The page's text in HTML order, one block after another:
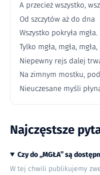
A przecież wszystko,
Od szczytów aż do dna
Wszystko pokryła mgła.
Tylko mgła, mgła, mgła,
Niepewny rejs dalej
Na zimnym mostku,
Nieuczesane myśli
Najczęstsze
Czy do „MGŁA” są
W tej chwili publikujemy